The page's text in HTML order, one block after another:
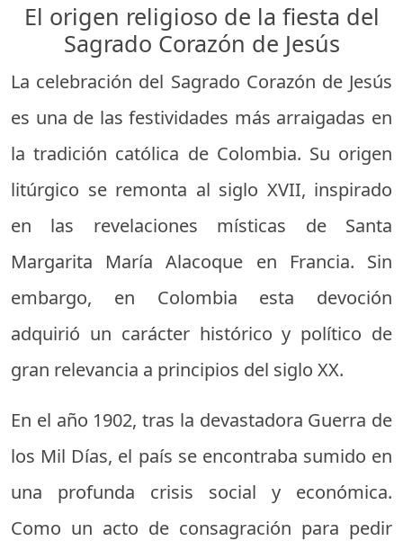
El origen religioso de la fiesta del
Sagrado Corazón de Jesús
La celebración del Sagrado Corazón de Jesús
es una de las festividades más arraigadas en
la tradición católica de Colombia. Su origen
litúrgico se remonta al siglo XVII, inspirado
en las revelaciones místicas de Santa
Margarita María Alacoque en Francia. Sin
embargo, en Colombia esta devoción
adquirió un carácter histórico y político de
gran relevancia a principios del siglo XX.
En el año 1902, tras la devastadora Guerra de
los Mil Días, el país se encontraba sumido en
una profunda crisis social y económica.
Como un acto de consagración para pedir